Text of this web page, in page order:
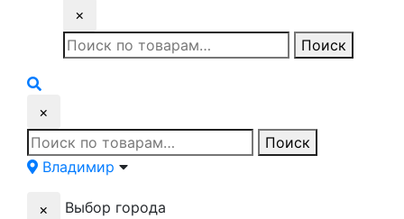
×
Искать:
Поиск
×
Искать:
Поиск
Владимир
× Выбор города